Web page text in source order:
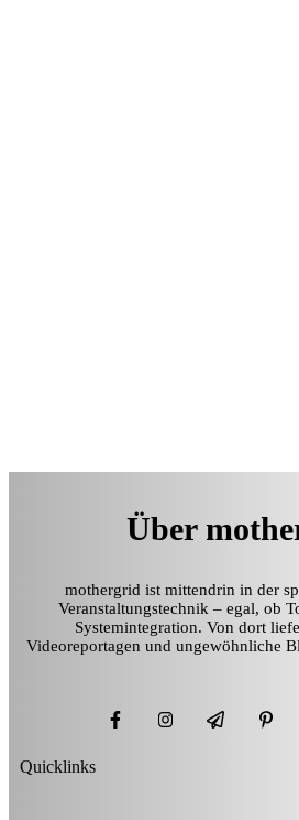
Über
mothergrid ist mittendrin in der
Veranstaltungstechnik – egal, ob
Systemintegration. Von dort
Videoreportagen und ungewöhnliche
Quicklinks